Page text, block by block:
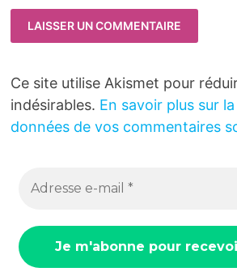
Ce site utilise Akismet pour
indésirables. En savoir plus sur
données de vos commentaires